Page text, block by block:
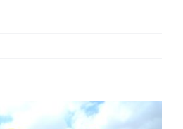
مشاهدة